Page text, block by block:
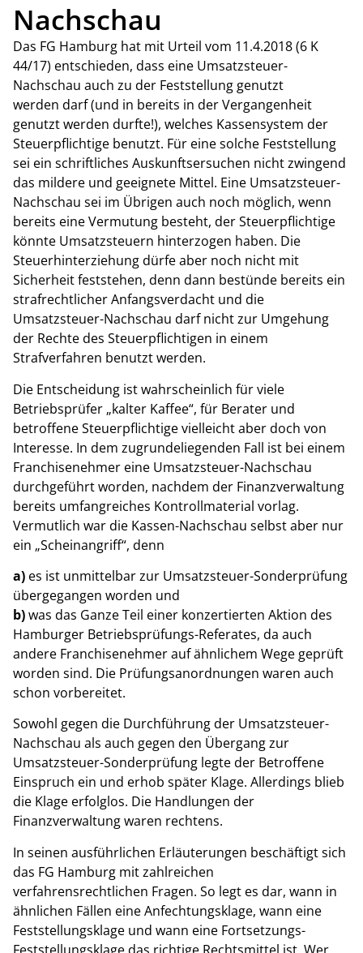
Nachschau
Das FG Hamburg hat mit Urteil vom 11.4.2018 (6 K
44/17) entschieden, dass eine Umsatzsteuer-
Nachschau auch zu der Feststellung genutzt
werden darf (und in bereits in der Vergangenheit
genutzt werden durfte!), welches Kassensystem der
Steuerpflichtige benutzt. Für eine solche Feststellung
sei ein schriftliches Auskunftsersuchen nicht zwingend
das mildere und geeignete Mittel. Eine Umsatzsteuer-
Nachschau sei im Übrigen auch noch möglich, wenn
bereits eine Vermutung besteht, der Steuerpflichtige
könnte Umsatzsteuern hinterzogen haben. Die
Steuerhinterziehung dürfe aber noch nicht mit
Sicherheit feststehen, denn dann bestünde bereits ein
strafrechtlicher Anfangsverdacht und die
Umsatzsteuer-Nachschau darf nicht zur Umgehung
der Rechte des Steuerpflichtigen in einem
Strafverfahren benutzt werden.
Die Entscheidung ist wahrscheinlich für viele
Betriebsprüfer „kalter Kaffee“, für Berater und
betroffene Steuerpflichtige vielleicht aber doch von
Interesse. In dem zugrundeliegenden Fall ist bei einem
Franchisenehmer eine Umsatzsteuer-Nachschau
durchgeführt worden, nachdem der Finanzverwaltung
bereits umfangreiches Kontrollmaterial vorlag.
Vermutlich war die Kassen-Nachschau selbst aber nur
ein „Scheinangriff“, denn
a) es ist unmittelbar zur Umsatzsteuer-Sonderprüfung
übergegangen worden und
b)was das Ganze Teil einer konzertierten Aktion des
Hamburger Betriebsprüfungs-Referates, da auch
andere Franchisenehmer auf ähnlichem Wege geprüft
worden sind. Die Prüfungsanordnungen waren auch
schon vorbereitet.
Sowohl gegen die Durchführung der Umsatzsteuer-
Nachschau als auch gegen den Übergang zur
Umsatzsteuer-Sonderprüfung legte der Betroffene
Einspruch ein und erhob später Klage. Allerdings blieb
die Klage erfolglos. Die Handlungen der
Finanzverwaltung waren rechtens.
In seinen ausführlichen Erläuterungen beschäftigt sich
das FG Hamburg mit zahlreichen
verfahrensrechtlichen Fragen. So legt es dar, wann in
ähnlichen Fällen eine Anfechtungsklage, wann eine
Feststellungsklage und wann eine Fortsetzungs-